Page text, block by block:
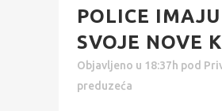
POLICE IMAJU
SVOJE NOVE
Objavljeno u 18:37h pod
preduzeća